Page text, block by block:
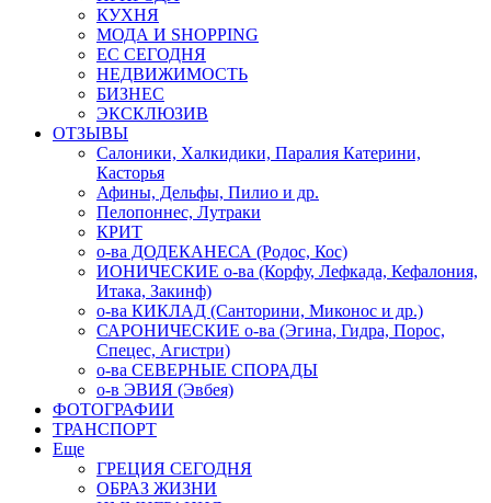
КУХНЯ
МОДА И SHOPPING
ЕС СЕГОДНЯ
НЕДВИЖИМОСТЬ
БИЗНЕС
ЭКСКЛЮЗИВ
ОТЗЫВЫ
Салоники, Халкидики, Паралия Катерини,
Касторья
Афины, Дельфы, Пилио и др.
Пелопоннес, Лутраки
КРИТ
о-ва ДОДЕКАНЕСА (Родос, Кос)
ИОНИЧЕСКИЕ о-ва (Корфу, Лефкада, Кефалония,
Итака, Закинф)
о-ва КИКЛАД (Санторини, Миконос и др.)
САРОНИЧЕСКИЕ о-ва (Эгина, Гидра, Порос,
Спецес, Агистри)
о-ва СЕВЕРНЫЕ СПОРАДЫ
о-в ЭВИЯ (Эвбея)
ФОТОГРАФИИ
ТРАНСПОРТ
Еще
ГРЕЦИЯ СЕГОДНЯ
ОБРАЗ ЖИЗНИ